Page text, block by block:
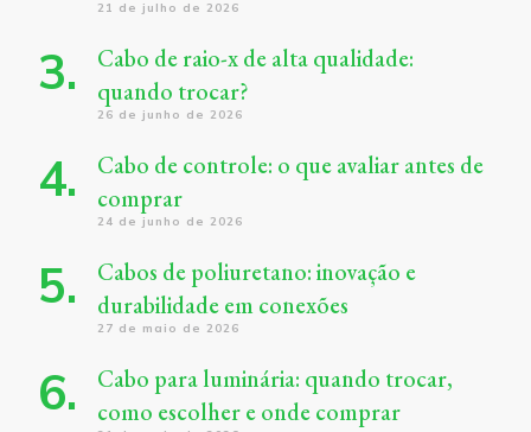
21 de julho de 2026
Cabo de raio-x de alta qualidade:
quando trocar?
26 de junho de 2026
Cabo de controle: o que avaliar antes de
comprar
24 de junho de 2026
Cabos de poliuretano: inovação e
durabilidade em conexões
27 de maio de 2026
Cabo para luminária: quando trocar,
como escolher e onde comprar